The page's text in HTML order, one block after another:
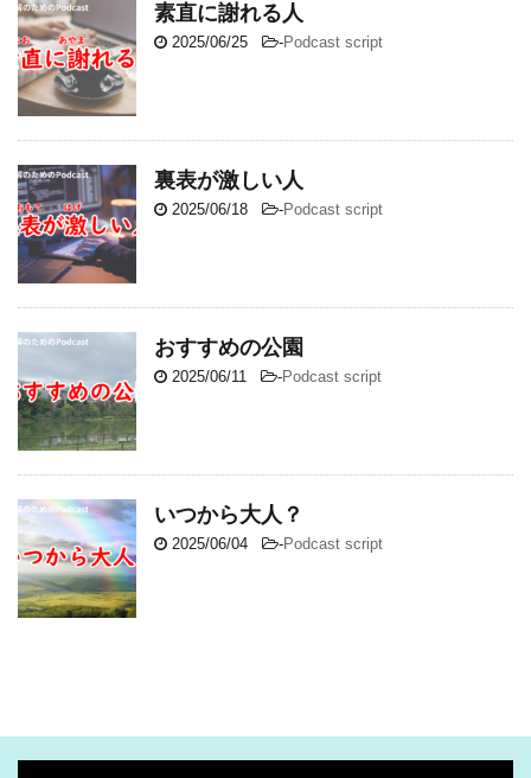
素直に謝れる人
2025/06/25 -Podcast script
裏表が激しい人
2025/06/18 -Podcast script
おすすめの公園
2025/06/11 -Podcast script
いつから大人？
2025/06/04 -Podcast script